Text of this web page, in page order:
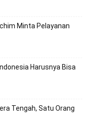
Minta Pelayanan
Harusnya Bisa
Tengah, Satu Orang